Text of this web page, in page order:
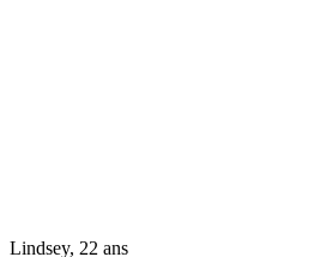
Lindsey, 22 ans